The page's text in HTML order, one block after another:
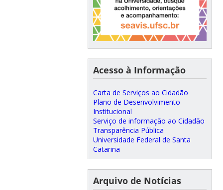
Acesso à Informação
Carta de Serviços ao Cidadão
Plano de Desenvolvimento
Institucional
Serviço de informação ao Cidadão
Transparência Pública
Universidade Federal de Santa
Catarina
Arquivo de Notícias